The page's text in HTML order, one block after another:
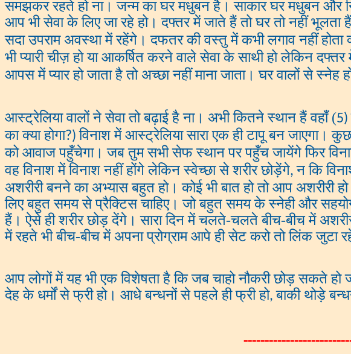
समझकर रहते हो ना। जन्म का घर मधुबन है। साकार घर मधुबन और
आप भी सेवा के लिए जा रहे हो। दफ्तर में जाते हैं तो घर तो नहीं
सदा उपराम अवस्था में रहेंगे। दफतर की वस्तु में कभी लगाव नहीं होता
भी प्यारी चीज़ हो या आकर्षित करने वाले सेवा के साथी हो लेकिन
आपस में प्यार हो जाता है तो अच्छा नहीं माना जाता। घर वालों से स्नेह
आस्ट्रेलिया वालों ने सेवा तो बढ़ाई है ना। अभी कितने स्थान हैं वहाँ (5)
का क्या होगा?)विनाश में आस्ट्रेलिया सारा एक ही टापू बन
को आवाज पहुँचेगा। जब तुम सभी सेफ स्थान पर पहुँच जायेंगे फिर
वह विनाश में विनाश नहीं होंगे लेकिन स्वेच्छा से शरीर छोड़ेंगे,न कि
अशरीरी बनने का अभ्यास बहुत हो। कोई भी बात हो तो आप
लिए बहुत समय से प्रैक्टिस चाहिए। जो बहुत समय के स्नेही और
हैं। ऐसे ही शरीर छोड़ देंगे। सारा दिन में चलते-चलते बीच-बीच में
में रहते भी बीच-बीच में अपना प्रोग्राम आपे ही सेट करो तो लिंक जुटा
आप लोगों में यह भी एक विशेषता है कि जब चाहो नौकरी छोड़ सकते
देह के धर्मों से फ्री हो। आधे बन्धनों से पहले ही फ्री हो,बाकी थोड़े